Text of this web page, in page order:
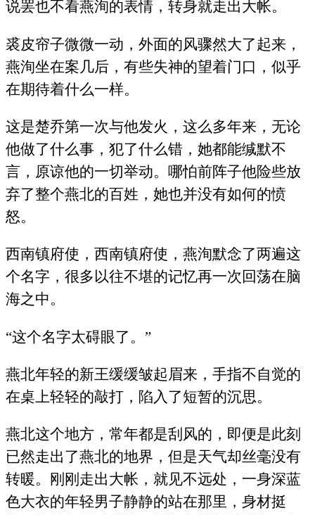
说罢也不看燕洵的表情，转身就走出大帐。
裘皮帘子微微一动，外面的风骤然大了起来，
燕洵坐在案几后，有些失神的望着门口，似乎
在期待着什么一样。
这是楚乔第一次与他发火，这么多年来，无论
他做了什么事，犯了什么错，她都能缄默不
言，原谅他的一切举动。哪怕前阵子他险些放
弃了整个燕北的百姓，她也并没有如何的愤
怒。
西南镇府使，西南镇府使，燕洵默念了两遍这
个名字，很多以往不堪的记忆再一次回荡在脑
海之中。
“这个名字太碍眼了。”
燕北年轻的新王缓缓皱起眉来，手指不自觉的
在桌上轻轻的敲打，陷入了短暂的沉思。
燕北这个地方，常年都是刮风的，即便是此刻
已然走出了燕北的地界，但是天气却丝毫没有
转暖。刚刚走出大帐，就见不远处，一身深蓝
色大衣的年轻男子静静的站在那里，身材挺